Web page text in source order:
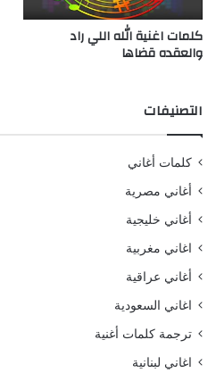
كلمات اغنية الله اللي راد
والعقده قضاها
التصنيفات
كلمات أغاني
أغاني مصرية
أغاني خليجية
اغاني مغربية
أغاني عراقية
اغاني السعودية
ترجمة كلمات أغنية
اغاني لبنانية